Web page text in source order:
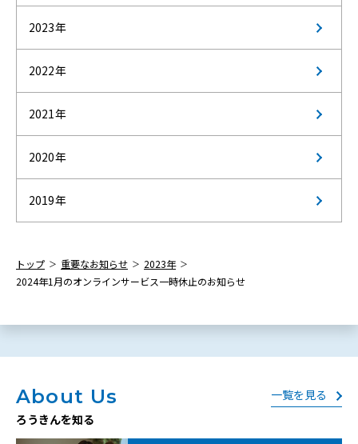
2023年
2022年
2021年
2020年
2019年
トップ 重要なお知らせ
2023年
2024年1月のオンラインサービス一時休止のお知らせ
About Us
ろうきんを知る
一覧を見る